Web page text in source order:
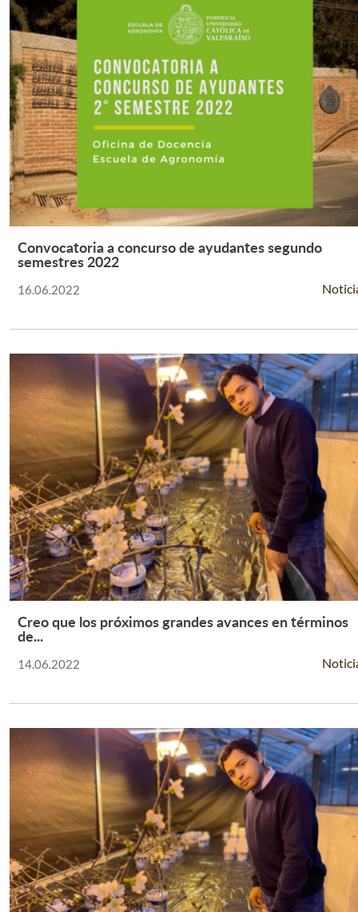
Leer Más +
Convocatoria a concurso de ayudantes segundo
semestres 2022
16.06.2022
Leer Más +
Creo que los próximos grandes avances en términos
de...
14.06.2022